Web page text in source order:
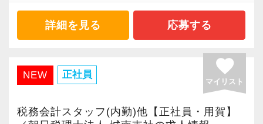
大きな案件を任せてもらい驚きましたが、先輩
と一緒にやらせていただき、とても貴重な経験
明るくてなんでも言い合える会社です。
今後も資産税を土台としてオールラウンダーな
みなさん、ぜひ一緒に働きましょう！
◎税理士試験科目合格または税理士の資格をお
持ちの方
◎資産税の相談会等の対応経験
一般の方を相手に税法の説明を行う必要がある
これまでのキャリアを捨てず、他の領域にまで
専門性を広げられるポジションです。
すでに担当を持っていた経験がある方なら、早
期のうちに中規模以上のお客様の担当を持って
活動していただきたいと思っています。
これは当法人のスタッフにとって、幅広い分野
の中で専門性を高められる魅力でもあります。
今回は案件数の増加に伴い、これまでの経験を
活かしてさらなるキャリアアップを目指したい
方を募集します！
詳細を見る 応募する
NEW 正社員 favorite
マイリスト
税務会計スタッフ(内勤)他【正社員・用賀】